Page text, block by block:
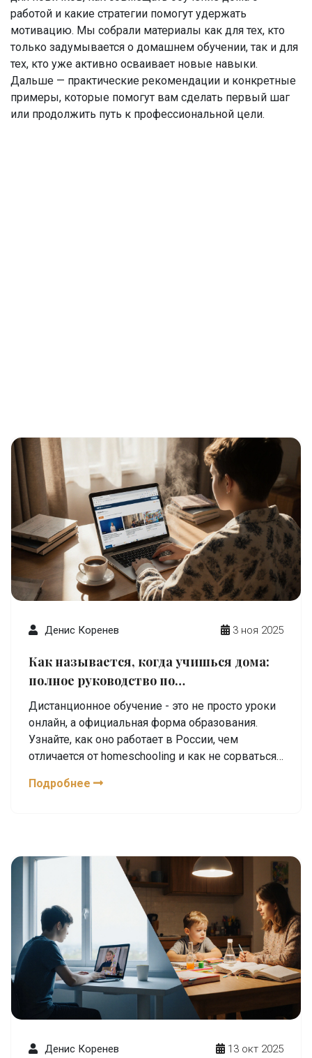
работой и какие стратегии помогут удержать
мотивацию. Мы собрали материалы как для тех, кто
только задумывается о домашнем обучении, так и для
тех, кто уже активно осваивает новые навыки.
Дальше — практические рекомендации и конкретные
примеры, которые помогут вам сделать первый шаг
или продолжить путь к профессиональной цели.
Денис Коренев 3 ноя 2025
Как называется, когда учишься дома:
полное руководство по
дистанционному обучению
Дистанционное обучение - это не просто уроки
онлайн, а официальная форма образования.
Узнайте, как оно работает в России, чем
отличается от homeschooling и как не сорваться,
Подробнее
Денис Коренев 13 окт 2025